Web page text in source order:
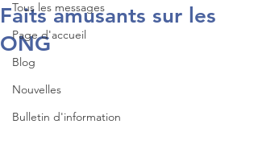
Tous les messages
Page d'accueil
Blog
Nouvelles
Bulletin d'information
Faits amusants sur les
ONG